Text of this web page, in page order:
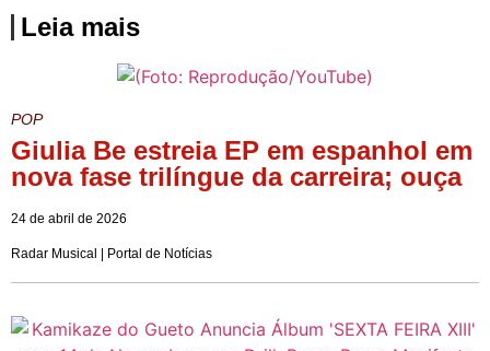
Leia mais
POP
Giulia Be estreia EP em espanhol em
nova fase trilíngue da carreira; ouça
24 de abril de 2026
Radar Musical | Portal de Notícias